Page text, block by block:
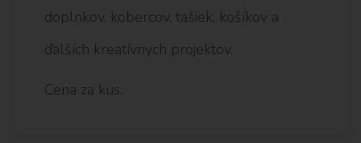
doplnkov, kobercov, tašiek, košíkov a
ďalších kreatívnych projektov.
Cena za kus.